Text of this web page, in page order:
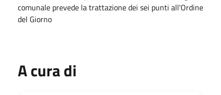
comunale prevede la trattazione dei sei punti all'Ordine
del Giorno
A cura di